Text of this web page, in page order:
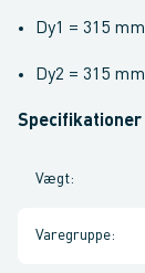
Dy1 = 315 mm
Dy2 = 315 mm
Specifikationer
Vægt:
Varegruppe: